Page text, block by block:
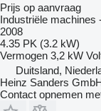
Prijs op aanvraag
Industriële machines
2008
4.35 PK (3.2 kW)
Vermogen 3,2 kW
Duitsland,
Heinz Sanders
Contact opnemen